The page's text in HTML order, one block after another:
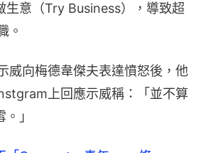
生意（Try Business），導致超
。
威向梅德韋傑夫表達憤怒後，他
上回應示威稱：「並不算
」